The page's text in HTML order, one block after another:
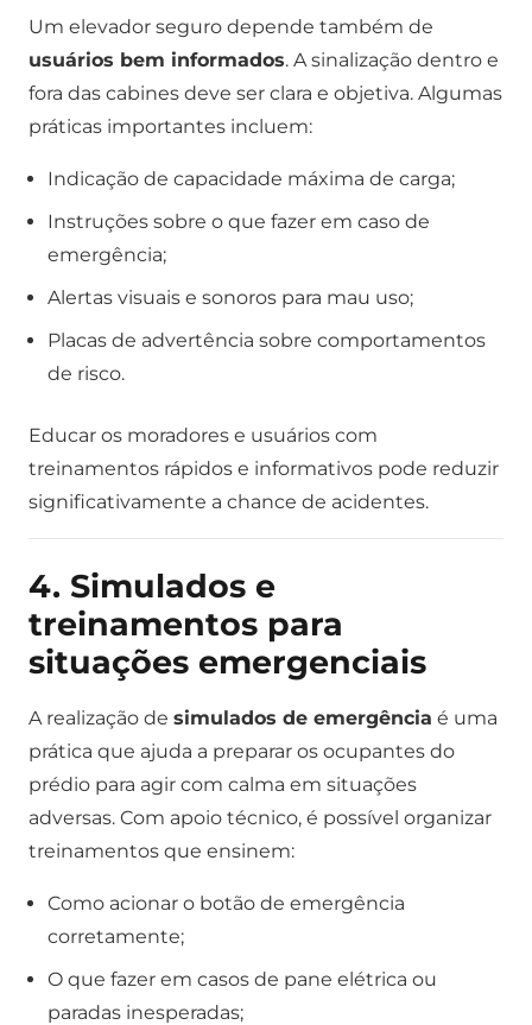
Um elevador seguro depende também de
usuários bem informados. A sinalização dentro e
fora das cabines deve ser clara e objetiva. Algumas
práticas importantes incluem:
Indicação de capacidade máxima de carga;
Instruções sobre o que fazer em caso de
emergência;
Alertas visuais e sonoros para mau uso;
Placas de advertência sobre comportamentos
de risco.
Educar os moradores e usuários com
treinamentos rápidos e informativos pode reduzir
significativamente a chance de acidentes.
4. Simulados e
treinamentos para
situações emergenciais
A realização de simulados de emergência é uma
prática que ajuda a preparar os ocupantes do
prédio para agir com calma em situações
adversas. Com apoio técnico, é possível organizar
treinamentos que ensinem:
Como acionar o botão de emergência
corretamente;
O que fazer em casos de pane elétrica ou
paradas inesperadas;